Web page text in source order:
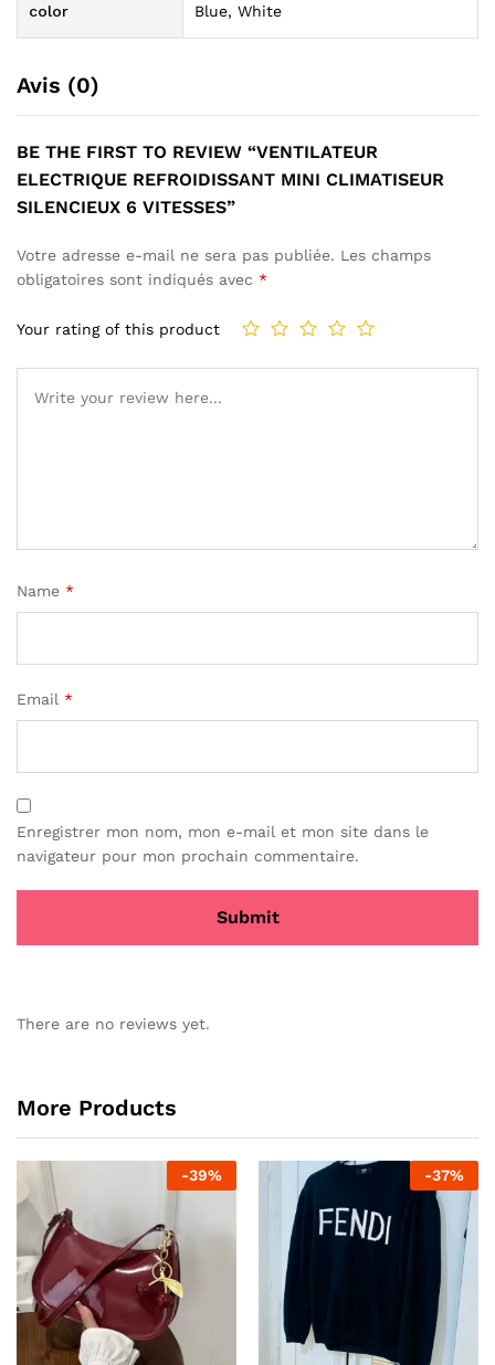
color Blue, White
Avis (0)
BE THE FIRST TO REVIEW “VENTILATEUR
ELECTRIQUE REFROIDISSANT MINI CLIMATISEUR
SILENCIEUX 6 VITESSES”
Votre adresse e-mail ne sera pas publiée. Les champs
obligatoires sont indiqués avec *
Your rating of this product
Name *
Email *
Enregistrer mon nom, mon e-mail et mon site dans le
navigateur pour mon prochain commentaire.
There are no reviews yet.
More Products
-39% -37%